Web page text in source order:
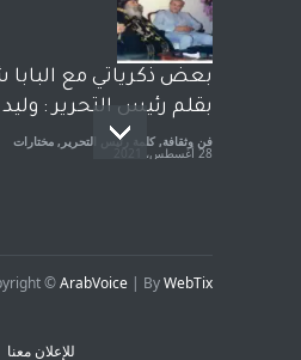
بعض ذكرياتي مع البابا
بقلم رئيس التحرير : وليد
فن وثقافة, كلمة رئيس التحرير , مختارات
28 أغسطس، 2021
©ArabVoice | ByWebTix
للإعلان معنا